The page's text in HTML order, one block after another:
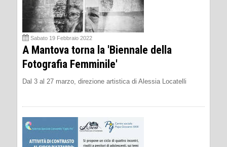
Sabato 19 Febbraio 2022
A Mantova torna la 'Biennale della
Fotografia Femminile'
Dal 3 al 27 marzo, direzione artistica di Alessia Locatelli